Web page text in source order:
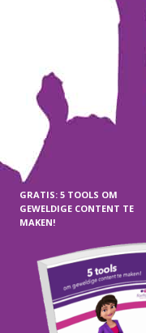
GRATIS: 5 TOOLS OM
GEWELDIGE CONTENT TE
MAKEN!